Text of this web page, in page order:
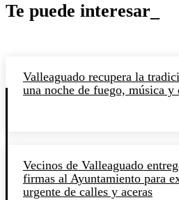
Te puede interesar_
Valleaguado recupera la
una noche de fuego, música y
Vecinos de Valleaguado
firmas al Ayuntamiento para
urgente de calles y aceras